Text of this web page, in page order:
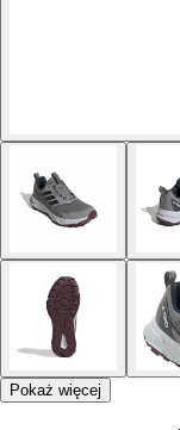
Pokaż więcej